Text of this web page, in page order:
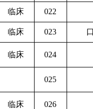
临床 022
临床 023
临床 024
025
临床 026